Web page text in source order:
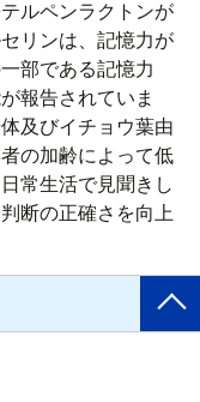
ルペンラクトンが
リンは、記憶力が
部である記憶力
報告されていま
及びイチョウ葉由
の加齢によって低
常生活で見聞きし
断の正確さを向上